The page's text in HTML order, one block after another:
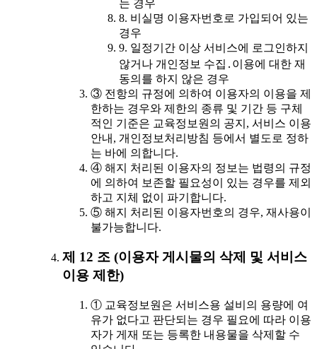
는 경우
8. 비실명 이용자번호로 가입되어 있는
경우
9. 일정기간 이상 서비스에 로그인하지
않거나 개인정보 수집․이용에 대한 재
동의를 하지 않은 경우
③ 전항의 규정에 의하여 이용자의 이용을 제
한하는 경우와 제한의 종류 및 기간 등 구체
적인 기준은 교육정보원의 공지, 서비스 이용
안내, 개인정보처리방침 등에서 별도로 정하
는 바에 의합니다.
④ 해지 처리된 이용자의 정보는 법령의 규정
에 의하여 보존할 필요성이 있는 경우를 제외
하고 지체 없이 파기합니다.
⑤ 해지 처리된 이용자번호의 경우, 재사용이
불가능합니다.
제 12 조 (이용자 게시물의 삭제 및 서비스
이용 제한)
① 교육정보원은 서비스용 설비의 용량에 여
유가 없다고 판단되는 경우 필요에 따라 이용
자가 게재 또는 등록한 내용물을 삭제할 수